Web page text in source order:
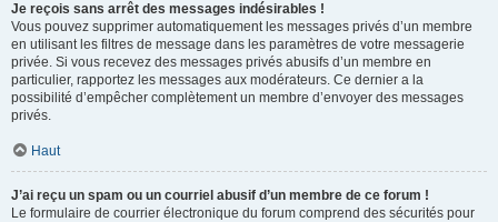
Je reçois sans arrêt des messages indésirables !
Vous pouvez supprimer automatiquement les messages privés d’un membre
en utilisant les filtres de message dans les paramètres de votre messagerie
privée. Si vous recevez des messages privés abusifs d’un membre en
particulier, rapportez les messages aux modérateurs. Ce dernier a la
possibilité d’empêcher complètement un membre d’envoyer des messages
privés.
Haut
J’ai reçu un spam ou un courriel abusif d’un membre de ce forum !
Le formulaire de courrier électronique du forum comprend des sécurités pour